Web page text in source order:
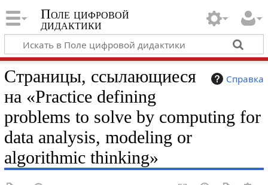
Поле цифровой
дидактики
Справка
Страницы, ссылающиеся
на «Practice defining
problems to solve by computing for
data analysis, modeling or
algorithmic thinking»